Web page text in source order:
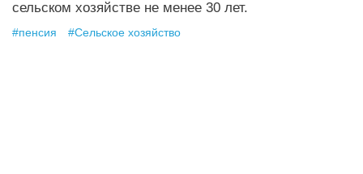
сельском хозяйстве не менее 30 лет.
#пенсия #Сельское хозяйство